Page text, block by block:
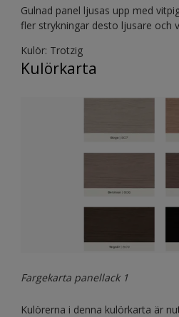
Gulnad panel ljusas upp med
fler strykningar desto ljusare och
Kulör: Trotzig
Kulörkarta
Fargekarta panellack 1
Kulörerna i denna kulörkarta är